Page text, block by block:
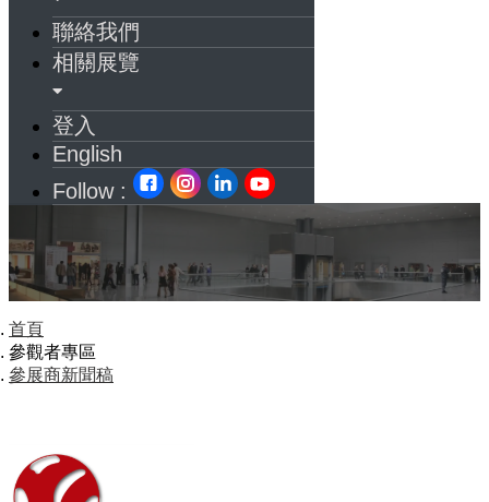
聯絡我們
相關展覽
登入
English
Follow :
首頁
參觀者專區
參展商新聞稿